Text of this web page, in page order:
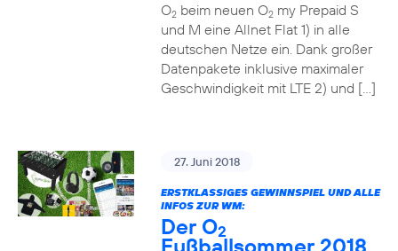
O2beim neuen O2my Prepaid S
und M eine Allnet Flat 1) in alle
deutschen Netze ein. Dank großer
Datenpakete inklusive maximaler
Geschwindigkeit mit LTE 2) und […]
27. Juni 2018
ERSTKLASSIGES GEWINNSPIEL UND ALLE
INFOS ZUR WM:
Der O2
Fußballsommer 2018